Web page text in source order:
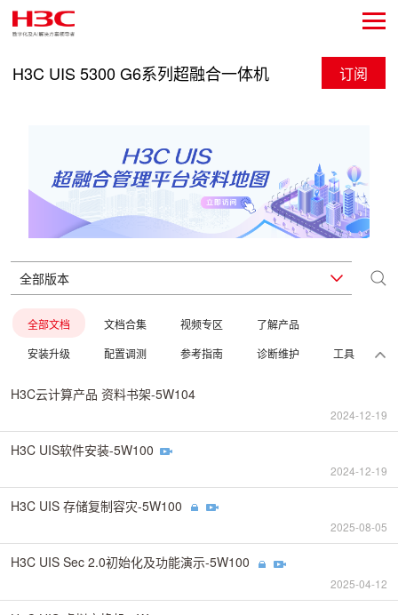
H3C UIS 5300 G6系列超融合一体机 订阅
全部文档 文档合集 视频专区
了解产品
安装升级
配置调测 参考指南 诊断维护 工具
H3C云计算产品 资料书架-5W104
2024-12-19
H3C UIS软件安装-5W100
2024-12-19
H3C UIS 存储复制容灾-5W100
2025-08-05
H3C UIS Sec 2.0初始化及功能演示-5W100
2025-04-12